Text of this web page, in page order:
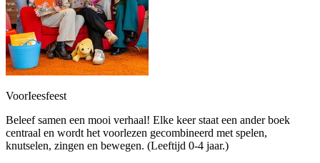
VoorIeesfeest
Beleef samen een mooi verhaal! Elke keer staat een ander boek
centraal en wordt het voorlezen gecombineerd met spelen,
knutselen, zingen en bewegen. (Leeftijd 0-4 jaar.)